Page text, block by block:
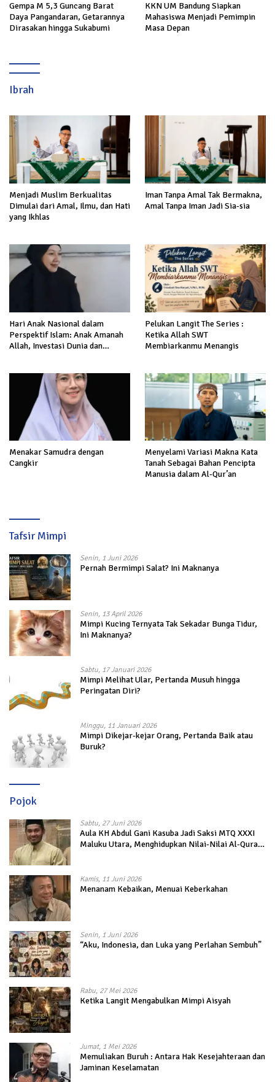
Gempa M 5,3 Guncang Barat
Daya Pangandaran, Getarannya
Dirasakan hingga Sukabumi
KKN UM Bandung Siapkan
Mahasiswa Menjadi Pemimpin
Masa Depan
Ibrah
Menjadi Muslim Berkualitas
Dimulai dari Amal, Ilmu, dan Hati
yang Ikhlas
Iman Tanpa Amal Tak Bermakna,
Amal Tanpa Iman Jadi Sia-sia
Hari Anak Nasional dalam
Perspektif Islam: Anak Amanah
Allah, Investasi Dunia dan
Pelukan Langit The Series :
Ketika Allah SWT
Membiarkanmu Menangis
Menakar Samudra dengan
Cangkir
Menyelami Variasi Makna Kata
Tanah Sebagai Bahan Pencipta
Manusia dalam Al-Qur’an
Tafsir Mimpi
Senin, 1 Juni 2026
Pernah Bermimpi Salat? Ini Maknanya
Senin, 13 April 2026
Mimpi Kucing Ternyata Tak Sekadar Bunga Tidur,
Ini Maknanya?
Sabtu, 17 Januari 2026
Mimpi Melihat Ular, Pertanda Musuh hingga
Peringatan Diri?
Minggu, 11 Januari 2026
Mimpi Dikejar-kejar Orang, Pertanda Baik atau
Buruk?
Pojok
Sabtu, 27 Juni 2026
Aula KH Abdul Gani Kasuba Jadi Saksi MTQ XXXI
Maluku Utara, Menghidupkan Nilai-Nilai Al-Quran
Kamis, 11 Juni 2026
Menanam Kebaikan, Menuai Keberkahan
Senin, 1 Juni 2026
“Aku, Indonesia, dan Luka yang Perlahan Sembuh”
Rabu, 27 Mei 2026
Ketika Langit Mengabulkan Mimpi Aisyah
Jumat, 1 Mei 2026
Memuliakan Buruh : Antara Hak Kesejahteraan dan
Jaminan Keselamatan